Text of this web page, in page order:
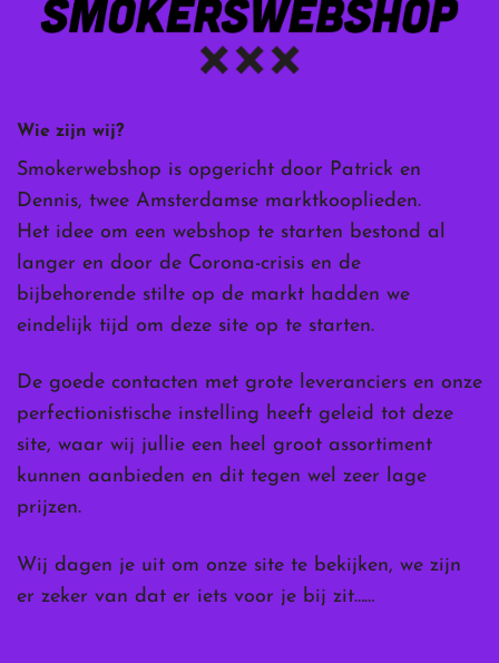
Wie zijn wij?
Smokerwebshop is opgericht door Patrick en
Dennis, twee Amsterdamse marktkooplieden.
Het idee om een webshop te starten bestond al
langer en door de Corona-crisis en de
bijbehorende stilte op de markt hadden we
eindelijk tijd om deze site op te starten.
De goede contacten met grote leveranciers en onze
perfectionistische instelling heeft geleid tot deze
site, waar wij jullie een heel groot assortiment
kunnen aanbieden en dit tegen wel zeer lage
prijzen.
Wij dagen je uit om onze site te bekijken, we zijn
er zeker van dat er iets voor je bij zit……